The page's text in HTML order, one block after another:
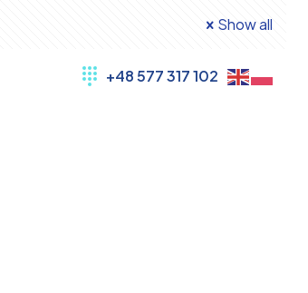
+48 577 317 102
Show all